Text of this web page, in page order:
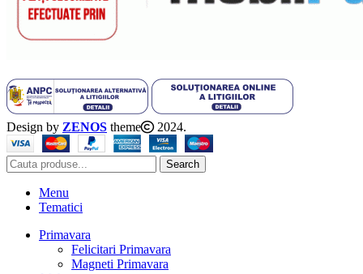
Design by ZENOS theme 2024.
Search
Menu
Tematici
Primavara
Felicitari Primavara
Magneti Primavara